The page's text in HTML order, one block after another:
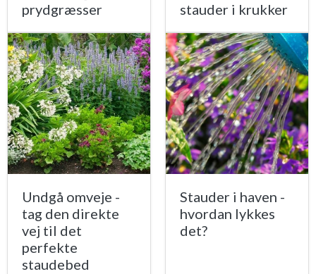
prydgræsser
stauder i krukker
Undgå omveje -
tag den direkte
vej til det
perfekte
staudebed
Stauder i haven -
hvordan lykkes
det?